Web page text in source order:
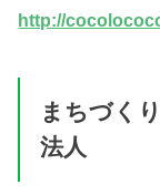
http://
まちづく
法人